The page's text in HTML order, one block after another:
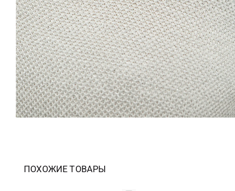
ПОХОЖИЕ ТОВАРЫ